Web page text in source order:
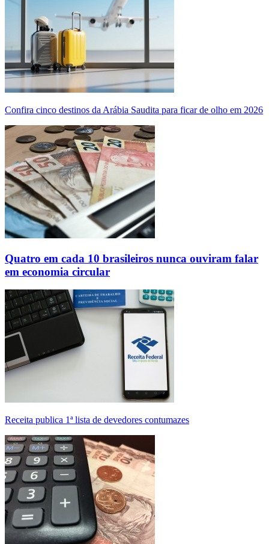
Confira cinco destinos da Arábia Saudita para ficar de olho em 2026
Quatro em cada 10 brasileiros nunca ouviram falar
em economia circular
Receita publica 1ª lista de devedores contumazes